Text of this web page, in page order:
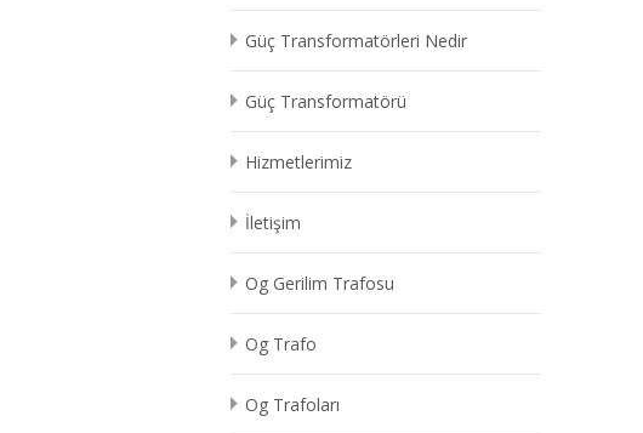
Güç Transformatörleri Nedir
Güç Transformatörü
Hizmetlerimiz
İletişim
Og Gerilim Trafosu
Og Trafo
Og Trafoları